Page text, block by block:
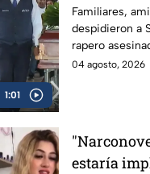
1:01
tras su
Familiares,
despidieron a
rapero
grabación de
04 agosto, 2026
estaría